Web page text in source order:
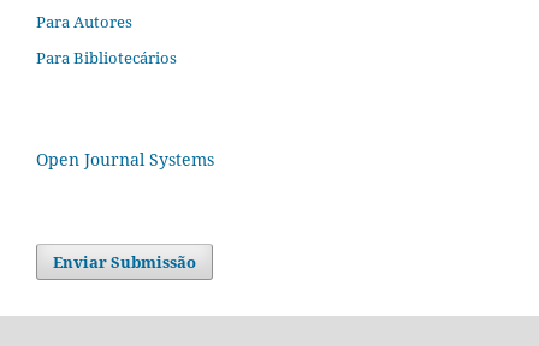
Para Autores
Para Bibliotecários
Open Journal Systems
Enviar Submissão